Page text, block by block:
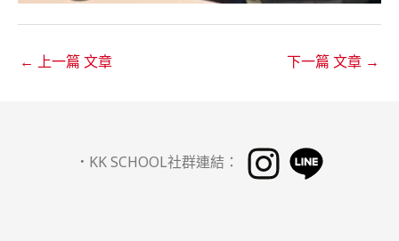
← 上一篇 文章 下一篇 文章 →
． KK SCHOOL社群連結：